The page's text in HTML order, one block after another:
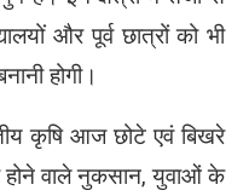
और पूर्व छात्रों को भी
होगी।
कृषि आज छोटे एवं बिखरे
वाले नुकसान, युवाओं के